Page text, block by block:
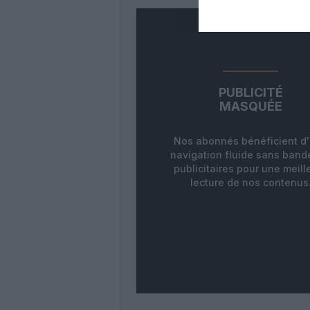
PUBLICITÉ
MASQUÉE
Nos abonnés bénéficient
navigation fluide sans
publicitaires pour une
lecture de nos contenus.